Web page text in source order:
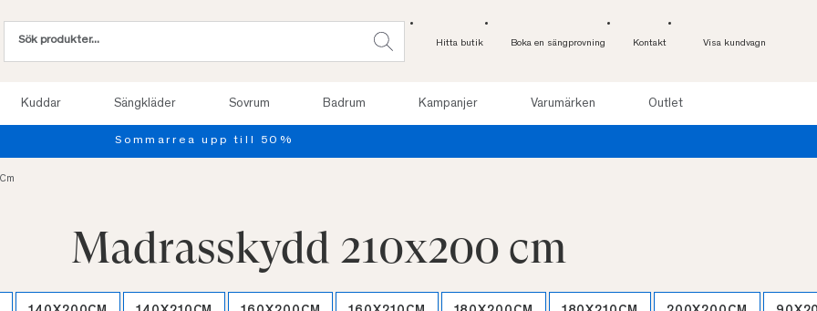
Hitta butik Boka en sängprovning Kontakt Visa kundvagn
Kuddar Sängkläder Sovrum Badrum Kampanjer Varumärken Outlet
Provsov upp till 100 nätter. Läs mer
Madrasskydd 210x200 cm